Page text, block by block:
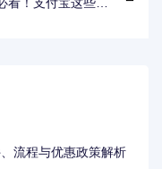
流程与优惠政策解析